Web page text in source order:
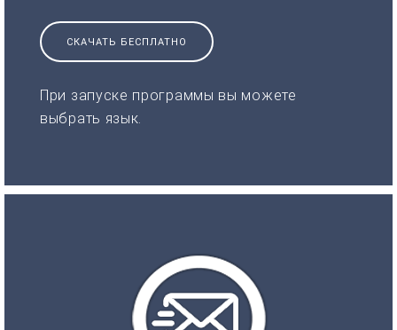
СКАЧАТЬ БЕСПЛАТНО
При запуске программы вы можете
выбрать язык.